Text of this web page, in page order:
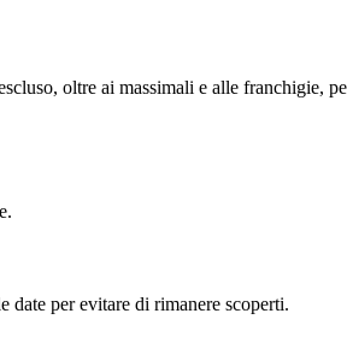
oltre ai massimali e alle franchigie,
date per evitare di rimanere scoperti.